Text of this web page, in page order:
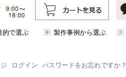
的で選ぶ 製作事例から選ぶ
ログイン パスワードをお忘れですか？